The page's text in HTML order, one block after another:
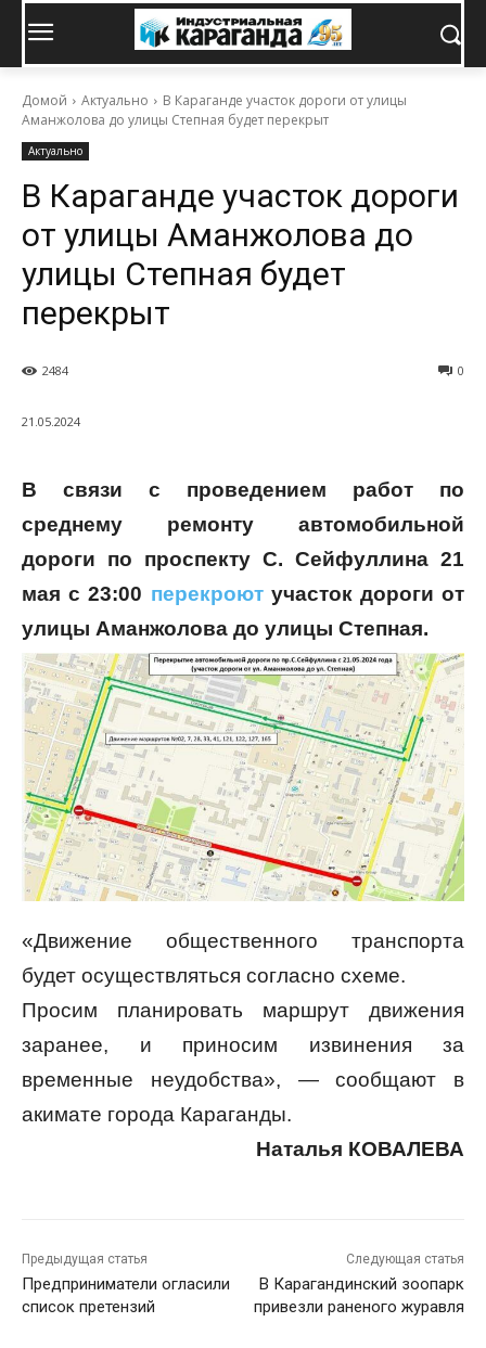
Домой Актуально
В Караганде участок дороги от улицы
Аманжолова до улицы Степная будет перекрыт
Актуально
В Караганде участок дороги
от улицы Аманжолова до
улицы Степная будет
перекрыт
0
2484
21.05.2024
В связи с проведением работ по
среднему ремонту автомобильной
дороги по проспекту С. Сейфуллина 21
маяс 23:00 перекроютучасток дороги от
улицы Аманжолова до улицы Степная.
«Движение общественного транспорта
будет осуществляться согласно схеме.
Просим планировать маршрут движения
заранее, и приносим извинения за
временные неудобства», — сообщают в
акимате города Караганды.
Наталья КОВАЛЕВА
Предыдущая статья
Предприниматели огласили
список претензий
Следующая статья
В Карагандинский зоопарк
привезли раненого журавля